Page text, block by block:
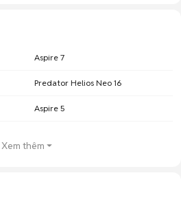
Aspire 7
Predator Helios Neo 16
Aspire 5
Xem thêm